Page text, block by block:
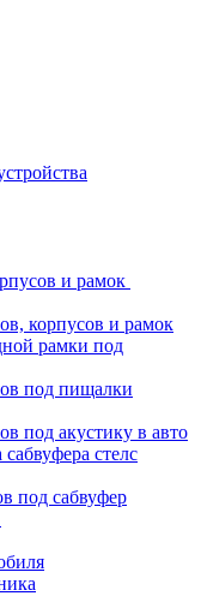
и рамок
корпусов и рамок
рамки под
под пищалки
под акустику в авто
стелс
под сабвуфер